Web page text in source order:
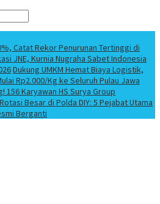
Catat Rekor Penurunan Tertinggi di
JNE, Kurnia Nugraha Sabet Indonesia
Dukung UMKM Hemat Biaya Logistik,
Rp2.000/Kg ke Seluruh Pulau Jawa
156 Karyawan HS Surya Group
Rotasi Besar di Polda DIY: 5 Pejabat Utama
Berganti